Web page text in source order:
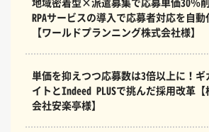
RPAサービスの導入で応募者対応を自動
【ワールドプランニング株式会社様】
単価を抑えつつ応募数は3倍以上に！ギ
イトとIndeed PLUSで挑んだ採用改革【
会社安楽亭様】